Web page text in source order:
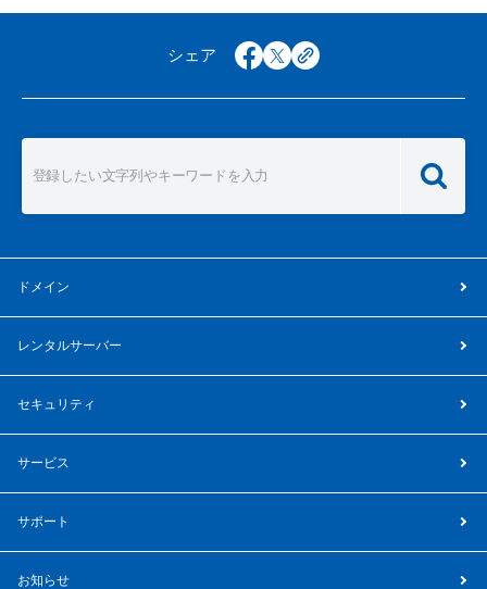
シェア facebook
x copy
ドメイン
レンタルサーバー
セキュリティ
サービス
サポート
お知らせ